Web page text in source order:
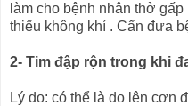
làm cho bệnh nhân thở
thiếu không khí . Cẩn đưa
2- Tim đập rộn trong khi
Lý do: có thể là do lên cơn